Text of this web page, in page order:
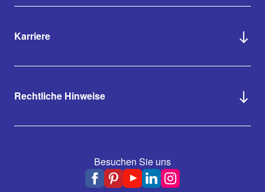
Karriere
Rechtliche Hinweise
Besuchen Sie uns